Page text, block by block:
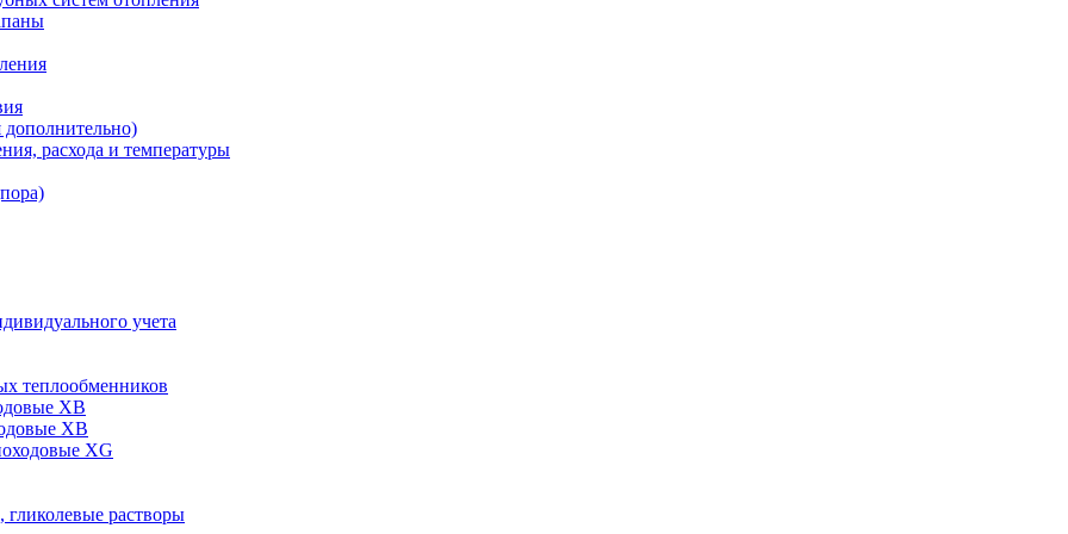
дополнительно)
расхода и температуры
учета
теплообменников
XB
ХВ
ХG
гликолевые растворы